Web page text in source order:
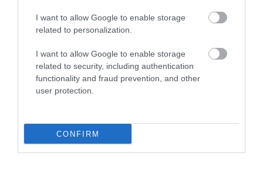
I want to allow Google to enable storage
related to personalization.
I want to allow Google to enable storage
related to security, including authentication
functionality and fraud prevention, and other
user protection.
CONFIRM
Keressük a legrondább autókat: Fiat
Multipla